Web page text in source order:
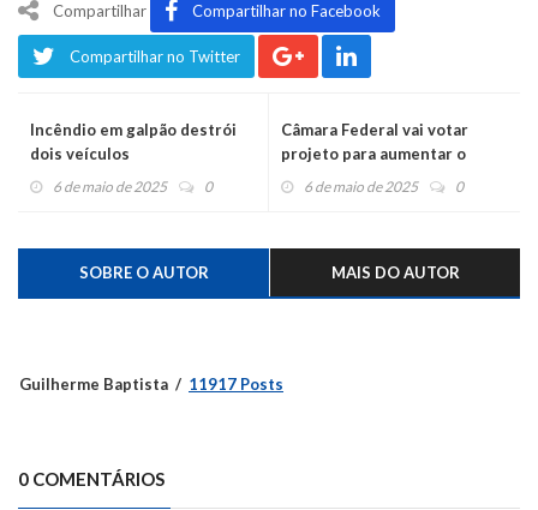
Compartilhar Compartilhar no Facebook
Compartilhar no Twitter
Incêndio em galpão destrói
dois veículos
6 de maio de 2025 0
Câmara Federal vai votar
projeto para aumentar o
número de deputados
6 de maio de 2025 0
SOBRE O AUTOR MAIS DO AUTOR
Guilherme Baptista 11917 Posts
0 COMENTÁRIOS